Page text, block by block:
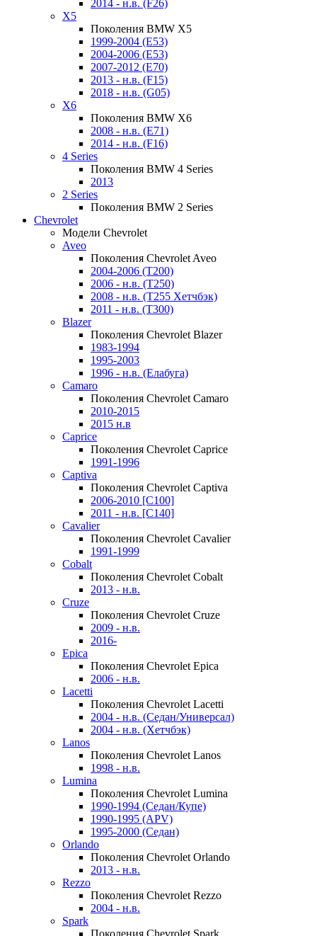
2014 - н.в. (F26)
X5
Поколения BMW X5
1999-2004 (E53)
2004-2006 (E53)
2007-2012 (E70)
2013 - н.в. (F15)
2018 - н.в. (G05)
X6
Поколения BMW X6
2008 - н.в. (E71)
2014 - н.в. (F16)
4 Series
Поколения BMW 4 Series
2013
2 Series
Поколения BMW 2 Series
Chevrolet
Модели Chevrolet
Aveo
Поколения Chevrolet Aveo
2004-2006 (T200)
2006 - н.в. (T250)
2008 - н.в. (T255 Хетчбэк)
2011 - н.в. (Т300)
Blazer
Поколения Chevrolet Blazer
1983-1994
1995-2003
1996 - н.в. (Елабуга)
Camaro
Поколения Chevrolet Camaro
2010-2015
2015 н.в
Caprice
Поколения Chevrolet Caprice
1991-1996
Captiva
Поколения Chevrolet Captiva
2006-2010 [C100]
2011 - н.в. [C140]
Cavalier
Поколения Chevrolet Cavalier
1991-1999
Cobalt
Поколения Chevrolet Cobalt
2013 - н.в.
Cruze
Поколения Chevrolet Cruze
2009 - н.в.
2016-
Epica
Поколения Chevrolet Epica
2006 - н.в.
Lacetti
Поколения Chevrolet Lacetti
2004 - н.в. (Седан/Универсал)
2004 - н.в. (Хетчбэк)
Lanos
Поколения Chevrolet Lanos
1998 - н.в.
Lumina
Поколения Chevrolet Lumina
1990-1994 (Седан/Купе)
1990-1995 (APV)
1995-2000 (Седан)
Orlando
Поколения Chevrolet Orlando
2013 - н.в.
Rezzo
Поколения Chevrolet Rezzo
2004 - н.в.
Spark
Поколения Chevrolet Spark